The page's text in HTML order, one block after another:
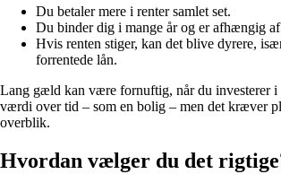
Du betaler mere i renter samlet set.
Du binder dig i mange år og er afhængig
Hvis renten stiger, kan det blive dyrere,
forrentede lån.
Lang gæld kan være fornuftig, når du investerer i
værdi over tid – som en bolig – men det kræver
overblik.
Hvordan vælger du det